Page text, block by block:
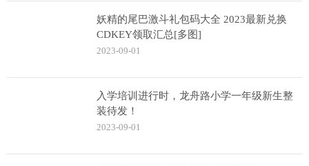
妖精的尾巴激斗礼包码大全 2023最新兑换
CDKEY领取汇总[多图]
2023-09-01
入学培训进行时，龙舟路小学一年级新生整
装待发！
2023-09-01